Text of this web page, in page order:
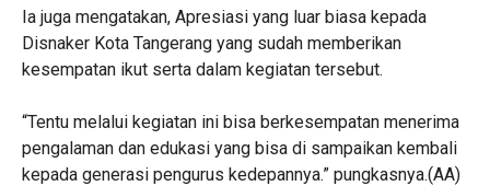
‎Ia juga mengatakan, Apresiasi yang luar biasa kepada
Disnaker Kota Tangerang yang sudah memberikan
kesempatan ikut serta dalam kegiatan tersebut.
“‎Tentu melalui kegiatan ini bisa berkesempatan menerima
pengalaman dan edukasi yang bisa di sampaikan kembali
kepada generasi pengurus kedepannya.” pungkasnya.(AA)